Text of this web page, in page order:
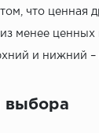
что ценная
менее
и нижний –
выбора